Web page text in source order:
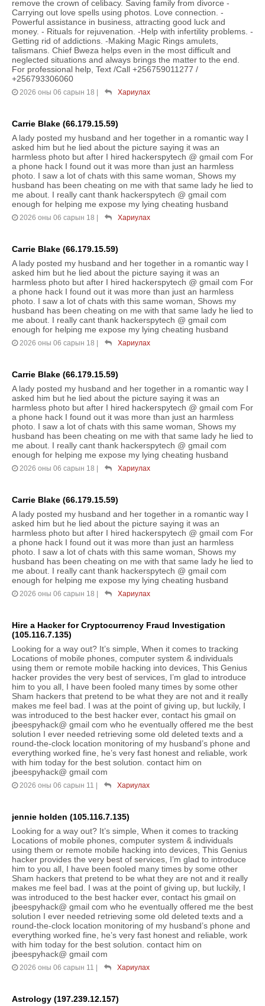
remove the crown of celibacy. Saving family from divorce -
Carrying out love spells using photos. Love connection. -
Powerful assistance in business, attracting good luck and
money. - Rituals for rejuvenation. -Help with infertility problems. -
Getting rid of addictions. -Making Magic Rings amulets,
talismans. Chief Bweza helps even in the most difficult and
neglected situations and always brings the matter to the end.
For professional help, Text /Call +256759011277 /
+256793306060
2026 оны 06 сарын 18 Хариулах
Carrie Blake (66.179.15.59)
A lady posted my husband and her together in a romantic way I
asked him but he lied about the picture saying it was an
harmless photo but after I hired hackerspytech @ gmail com For
a phone hack I found out it was more than just an harmless
photo. I saw a lot of chats with this same woman, Shows my
husband has been cheating on me with that same lady he lied to
me about. I really cant thank hackerspytech @ gmail com
enough for helping me expose my lying cheating husband
2026 оны 06 сарын 18 Хариулах
Carrie Blake (66.179.15.59)
A lady posted my husband and her together in a romantic way I
asked him but he lied about the picture saying it was an
harmless photo but after I hired hackerspytech @ gmail com For
a phone hack I found out it was more than just an harmless
photo. I saw a lot of chats with this same woman, Shows my
husband has been cheating on me with that same lady he lied to
me about. I really cant thank hackerspytech @ gmail com
enough for helping me expose my lying cheating husband
2026 оны 06 сарын 18 Хариулах
Carrie Blake (66.179.15.59)
A lady posted my husband and her together in a romantic way I
asked him but he lied about the picture saying it was an
harmless photo but after I hired hackerspytech @ gmail com For
a phone hack I found out it was more than just an harmless
photo. I saw a lot of chats with this same woman, Shows my
husband has been cheating on me with that same lady he lied to
me about. I really cant thank hackerspytech @ gmail com
enough for helping me expose my lying cheating husband
2026 оны 06 сарын 18 Хариулах
Carrie Blake (66.179.15.59)
A lady posted my husband and her together in a romantic way I
asked him but he lied about the picture saying it was an
harmless photo but after I hired hackerspytech @ gmail com For
a phone hack I found out it was more than just an harmless
photo. I saw a lot of chats with this same woman, Shows my
husband has been cheating on me with that same lady he lied to
me about. I really cant thank hackerspytech @ gmail com
enough for helping me expose my lying cheating husband
2026 оны 06 сарын 18 Хариулах
Hire a Hacker for Cryptocurrency Fraud Investigation
(105.116.7.135)
Looking for a way out? It’s simple, When it comes to tracking
Locations of mobile phones, computer system & individuals
using them or remote mobile hacking into devices, This Genius
hacker provides the very best of services, I’m glad to introduce
him to you all, I have been fooled many times by some other
Sham hackers that pretend to be what they are not and it really
makes me feel bad. I was at the point of giving up, but luckily, I
was introduced to the best hacker ever, contact his gmail on
jbeespyhack@ gmail com who he eventually offered me the best
solution I ever needed retrieving some old deleted texts and a
round-the-clock location monitoring of my husband’s phone and
everything worked fine, he’s very fast honest and reliable, work
with him today for the best solution. contact him on
jbeespyhack@ gmail com
2026 оны 06 сарын 11 Хариулах
jennie holden (105.116.7.135)
Looking for a way out? It’s simple, When it comes to tracking
Locations of mobile phones, computer system & individuals
using them or remote mobile hacking into devices, This Genius
hacker provides the very best of services, I’m glad to introduce
him to you all, I have been fooled many times by some other
Sham hackers that pretend to be what they are not and it really
makes me feel bad. I was at the point of giving up, but luckily, I
was introduced to the best hacker ever, contact his gmail on
jbeespyhack@ gmail com who he eventually offered me the best
solution I ever needed retrieving some old deleted texts and a
round-the-clock location monitoring of my husband’s phone and
everything worked fine, he’s very fast honest and reliable, work
with him today for the best solution. contact him on
jbeespyhack@ gmail com
2026 оны 06 сарын 11 Хариулах
Astrology (197.239.12.157)